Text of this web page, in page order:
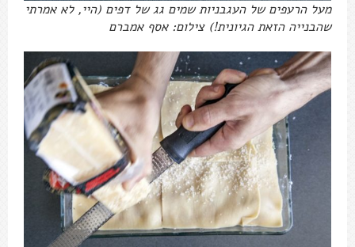
מעל הרעפים של העגבניות שמים גג של דפים (היי, לא אמרתי
שהבנייה הזאת הגיונית!) צילום: אסף אמברם